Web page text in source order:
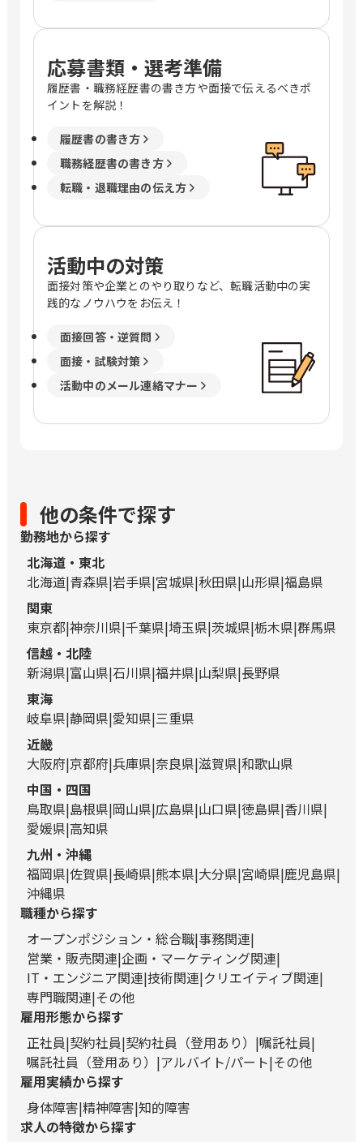
応募書類・選考準備
履歴書・職務経歴書の書き方や面接で伝えるべきポ
イントを解説！
履歴書の書き方
職務経歴書の書き方
転職・退職理由の伝え方
活動中の対策
面接対策や企業とのやり取りなど、転職活動中の実
践的なノウハウをお伝え！
面接回答・逆質問
面接・試験対策
活動中のメール連絡マナー
他の条件で探す
勤務地から探す
北海道・東北
北海道 青森県 岩手県 宮城県 秋田県 山形県 福島県
関東
東京都 神奈川県 千葉県 埼玉県 茨城県 栃木県 群馬県
信越・北陸
新潟県 富山県 石川県 福井県 山梨県 長野県
東海
岐阜県 静岡県 愛知県 三重県
近畿
大阪府 京都府 兵庫県 奈良県 滋賀県 和歌山県
中国・四国
鳥取県 島根県 岡山県 広島県 山口県 徳島県 香川県
愛媛県 高知県
九州・沖縄
福岡県 佐賀県 長崎県 熊本県 大分県 宮崎県 鹿児島県
沖縄県
職種から探す
オープンポジション・総合職 事務関連
営業・販売関連 企画・マーケティング関連
IT・エンジニア関連 技術関連 クリエイティブ関連
専門職関連 その他
雇用形態から探す
正社員 契約社員 契約社員（登用あり）
嘱託社員
嘱託社員（登用あり）
アルバイト/パート その他
雇用実績から探す
身体障害 精神障害 知的障害
求人の特徴から探す